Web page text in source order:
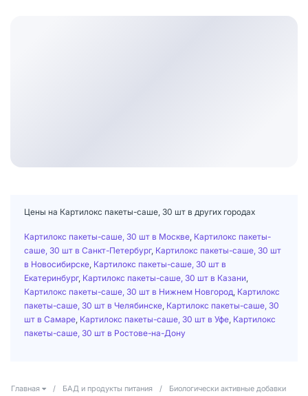
Цены на Картилокс пакеты-саше, 30 шт в других городах
Картилокс пакеты-саше, 30 шт в Москве Картилокс пакеты-
саше, 30 шт в Санкт-Петербург, Картилокс пакеты-саше, 30 шт
в Новосибирске Картилокс пакеты-саше, 30 шт в
Екатеринбург, Картилокс пакеты-саше, 30 шт в Казани
Картилокс пакеты-саше, 30 шт в Нижнем Новгород Картилокс
пакеты-саше, 30 шт в Челябинске Картилокс пакеты-саше, 30
шт в Самаре Картилокс пакеты-саше, 30 шт в Уфе Картилокс
пакеты-саше, 30 шт в Ростове-на-Дону
Главная / БАД и продукты питания /
Биологически активные добавки